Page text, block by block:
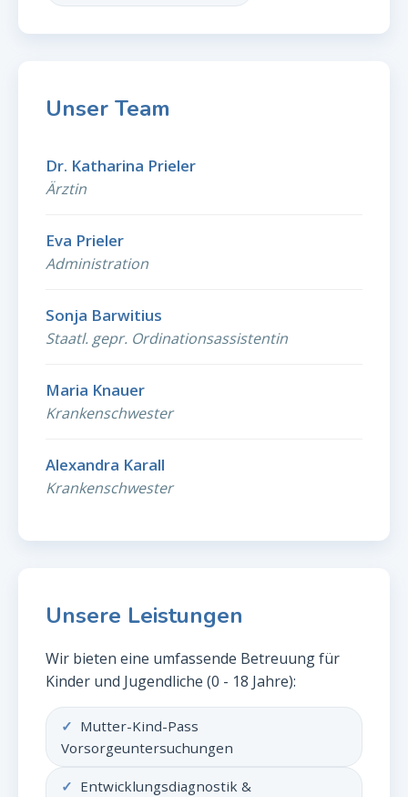
Unser Team
Dr. Katharina Prieler
Ärztin
Eva Prieler
Administration
Sonja Barwitius
Staatl. gepr. Ordinationsassistentin
Maria Knauer
Krankenschwester
Alexandra Karall
Krankenschwester
Unsere Leistungen
Wir bieten eine umfassende Betreuung für
Kinder und Jugendliche (0 - 18 Jahre):
Mutter-Kind-Pass
Vorsorgeuntersuchungen
Entwicklungsdiagnostik &